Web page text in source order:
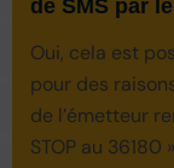
de SMS par
Oui, cela est
pour des
de l’émetteur
STOP au